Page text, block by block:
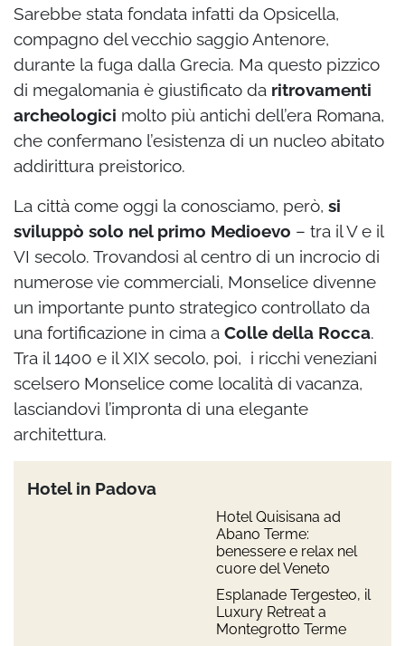
Sarebbe stata fondata infatti da Opsicella,
compagno del vecchio saggio Antenore,
durante la fuga dalla Grecia. Ma questo pizzico
di megalomania è giustificato da ritrovamenti
archeologici molto più antichi dell’era Romana,
che confermano l’esistenza di un nucleo abitato
addirittura preistorico.
La città come oggi la conosciamo, però, si
sviluppò solo nel primo Medioevo – tra il V e il
VI secolo. Trovandosi al centro di un incrocio di
numerose vie commerciali, Monselice divenne
un importante punto strategico controllato da
una fortificazione in cima a Colle della Rocca.
Tra il 1400 e il XIX secolo, poi, i ricchi veneziani
scelsero Monselice come località di vacanza,
lasciandovi l’impronta di una elegante
architettura.
Hotel in Padova
Hotel Quisisana ad
Abano Terme:
benessere e relax nel
cuore del Veneto
Esplanade Tergesteo, il
Luxury Retreat a
Montegrotto Terme